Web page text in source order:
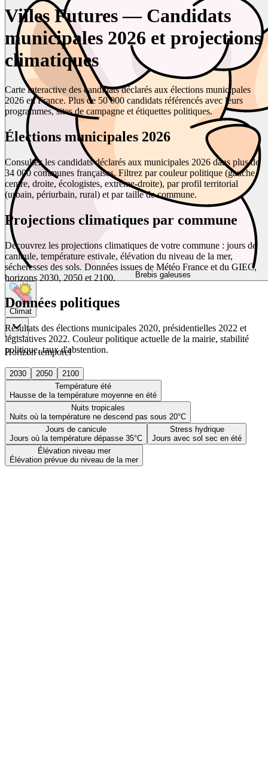
Brebis galeuses
Climat
Horizon temporel
2030 2050
2100
Température été
Hausse de la température moyenne en été
Nuits tropicales
Nuits où la température ne descend pas sous 20°C
Jours de canicule
Jours où la température dépasse 35°C
Stress hydrique
Jours avec sol sec en été
Élévation niveau mer
Élévation prévue du niveau de la mer
Villes Futures — Candidats
municipales 2026 et projections
climatiques
Carte interactive des candidats déclarés aux élections municipales
2026 en France. Plus de 50 000 candidats référencés avec leurs
programmes, sites de campagne et étiquettes politiques.
Élections municipales 2026
Consultez les candidats déclarés aux municipales 2026 dans plus de
34 000 communes françaises. Filtrez par couleur politique (gauche,
centre, droite, écologistes, extrême-droite), par profil territorial
(urbain, périurbain, rural) et par taille de commune.
Projections climatiques par commune
Découvrez les projections climatiques de votre commune : jours de
canicule, température estivale, élévation du niveau de la mer,
sécheresses des sols. Données issues de Météo France et du GIEC,
horizons 2030, 2050 et 2100.
Données politiques
Résultats des élections municipales 2020, présidentielles 2022 et
législatives 2022. Couleur politique actuelle de la mairie, stabilité
politique, taux d'abstention.